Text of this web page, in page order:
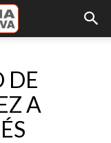
DE
A